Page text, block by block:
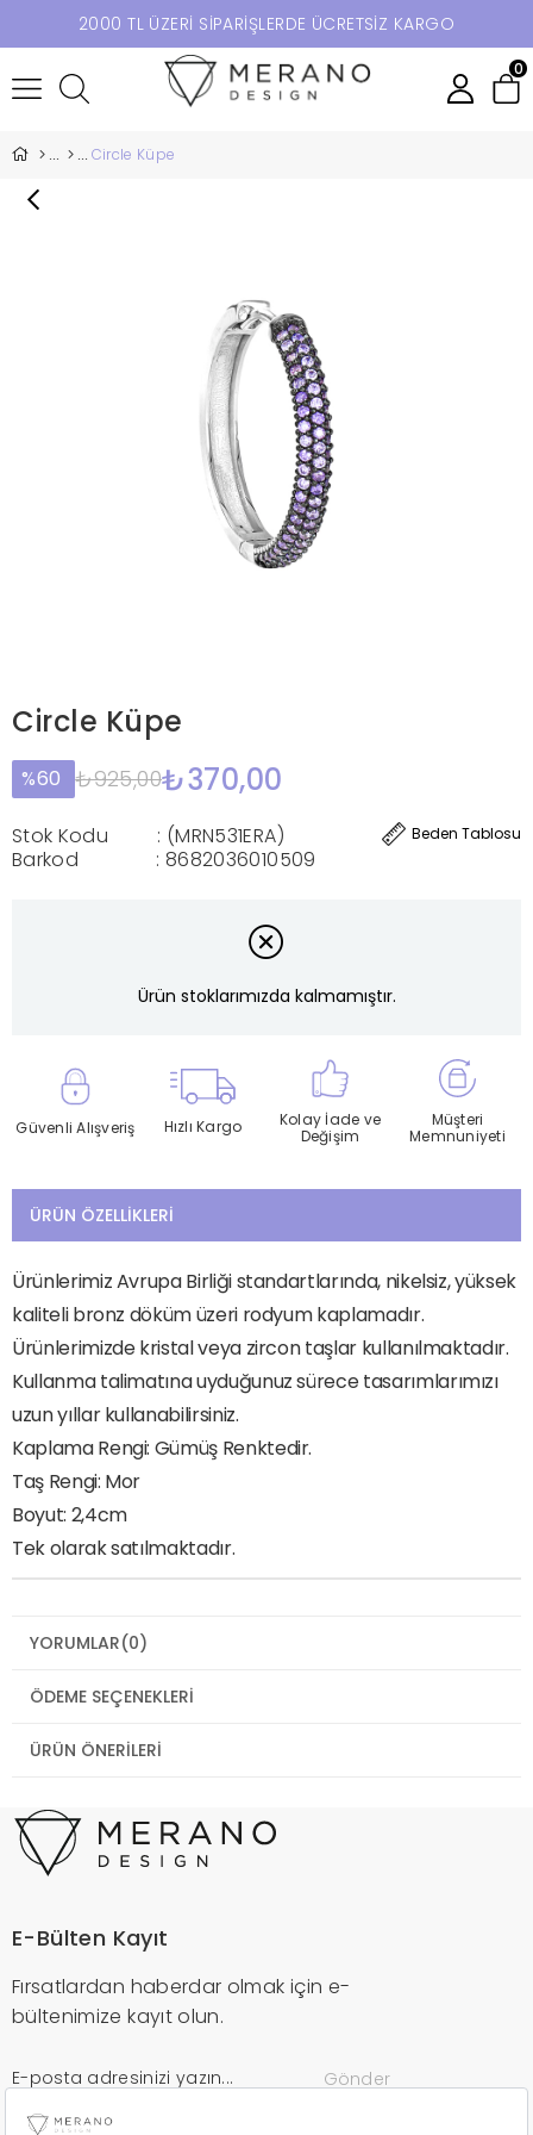
2000 TL ÜZERİ SİPARİŞLERDE ÜCRETSİZ KARGO
0
Circle Küpe
Circle Küpe
60 ₺925,00₺370,00
Beden Tablosu
Stok Kodu
(MRN531ERA)
Barkod
: 8682036010509
Ürün stoklarımızda kalmamıştır.
Güvenli Alışveriş Hızlı Kargo
Kolay İade ve
Değişim
Müşteri
Memnuniyeti
ÜRÜN ÖZELLIKLERI
Ürünlerimiz Avrupa Birliği standartlarında, nikelsiz, yüksek
kaliteli bronz döküm üzeri rodyum kaplamadır.
Ürünlerimizde kristal veya zircon taşlar kullanılmaktadır.
Kullanma talimatına uyduğunuz sürece tasarımlarımızı
uzun yıllar kullanabilirsiniz.
Kaplama Rengi: Gümüş Renktedir.
Taş Rengi: Mor
Boyut: 2,4cm
Tek olarak satılmaktadır.
YORUMLAR(0)
ÖDEME SEÇENEKLERI
ÜRÜN ÖNERILERI
E-Bülten Kayıt
Fırsatlardan haberdar olmak için e-
bültenimize kayıt olun.
Gönder